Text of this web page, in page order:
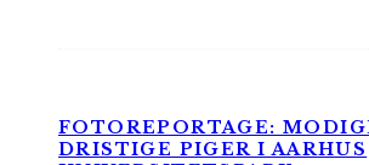
FOTOREPORTAGE:
DRISTIGE PIGER I AARHUS